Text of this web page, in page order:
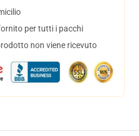
per tutti i pacchi
non viene ricevuto